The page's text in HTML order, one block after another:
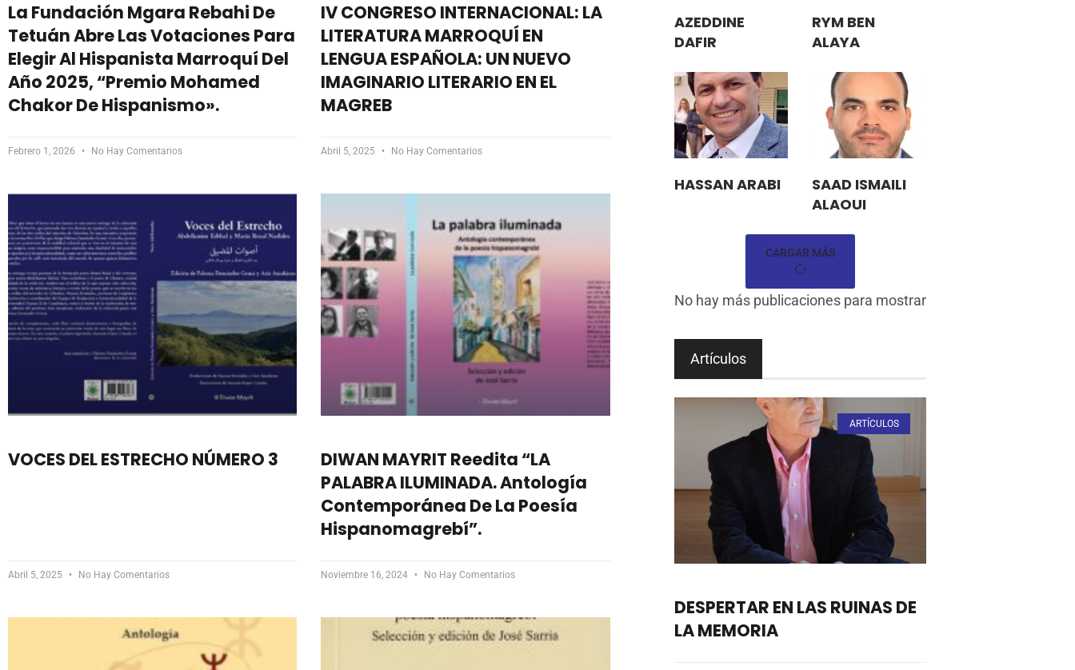
La Fundación Mgara Rebahi De
Tetuán Abre Las Votaciones Para
Elegir Al Hispanista Marroquí Del
Año 2025, “Premio Mohamed
Chakor De Hispanismo».
Febrero 1, 2026 No Hay Comentarios
IV CONGRESO INTERNACIONAL: LA
LITERATURA MARROQUÍ EN
LENGUA ESPAÑOLA: UN NUEVO
IMAGINARIO LITERARIO EN EL
MAGREB
Abril 5, 2025 No Hay Comentarios
VOCES DEL ESTRECHO NÚMERO 3
Abril 5, 2025 No Hay Comentarios
DIWAN MAYRIT Reedita “LA
PALABRA ILUMINADA. Antología
Contemporánea De La Poesía
Hispanomagrebí”.
Noviembre 16, 2024 No Hay Comentarios
AZEDDINE
DAFIR
RYM BEN
ALAYA
HASSAN ARABI
SAAD ISMAILI
ALAOUI
CARGAR MÁS
No hay más publicaciones para mostrar
Artículos
ARTÍCULOS
DESPERTAR EN LAS RUINAS DE
LA MEMORIA